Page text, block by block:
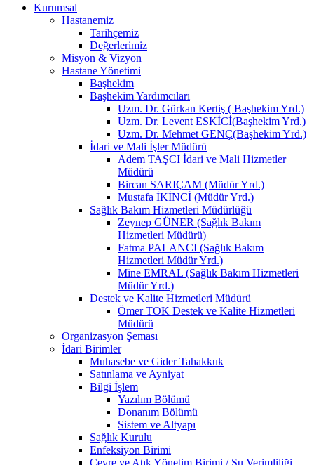
Kurumsal
Hastanemiz
Tarihçemiz
Değerlerimiz
Misyon & Vizyon
Hastane Yönetimi
Başhekim
Başhekim Yardımcıları
Uzm. Dr. Gürkan Kertiş ( Başhekim Yrd.)
Uzm. Dr. Levent ESKİCİ(Başhekim Yrd.)
Uzm. Dr. Mehmet GENÇ(Başhekim Yrd.)
İdari ve Mali İşler Müdürü
Adem TAŞCI İdari ve Mali Hizmetler
Müdürü
Bircan SARIÇAM (Müdür Yrd.)
Mustafa İKİNCİ (Müdür Yrd.)
Sağlık Bakım Hizmetleri Müdürlüğü
Zeynep GÜNER (Sağlık Bakım
Hizmetleri Müdürü)
Fatma PALANCI (Sağlık Bakım
Hizmetleri Müdür Yrd.)
Mine EMRAL (Sağlık Bakım Hizmetleri
Müdür Yrd.)
Destek ve Kalite Hizmetleri Müdürü
Ömer TOK Destek ve Kalite Hizmetleri
Müdürü
Organizasyon Şeması
İdari Birimler
Muhasebe ve Gider Tahakkuk
Satınlama ve Ayniyat
Bilgi İşlem
Yazılım Bölümü
Donanım Bölümü
Sistem ve Altyapı
Sağlık Kurulu
Enfeksiyon Birimi
Çevre ve Atık Yönetim Birimi / Su Verimliliği